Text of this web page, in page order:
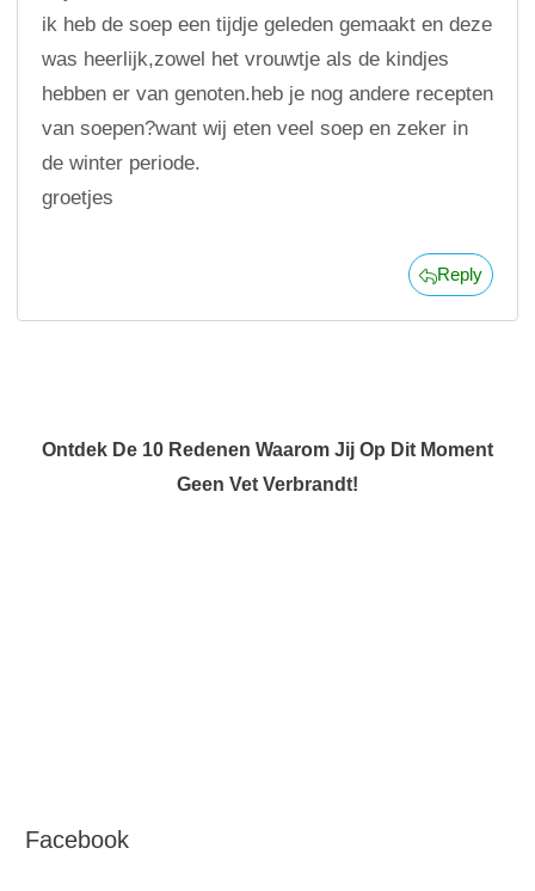
ik heb de soep een tijdje geleden gemaakt en deze
was heerlijk,zowel het vrouwtje als de kindjes
hebben er van genoten.heb je nog andere recepten
van soepen?want wij eten veel soep en zeker in
de winter periode.
groetjes
Reply
Ontdek De 10 Redenen Waarom Jij Op Dit Moment
Geen Vet Verbrandt!
Facebook